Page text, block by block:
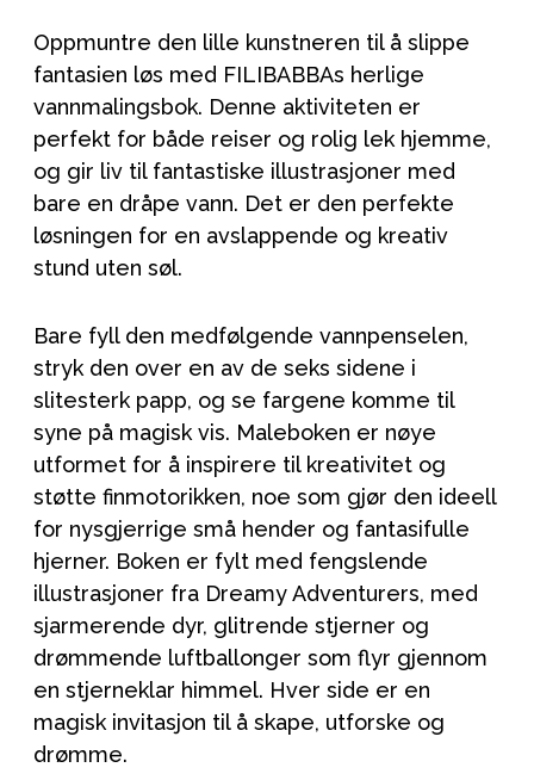
Oppmuntre den lille kunstneren til å slippe
fantasien løs med FILIBABBAs herlige
vannmalingsbok. Denne aktiviteten er
perfekt for både reiser og rolig lek hjemme,
og gir liv til fantastiske illustrasjoner med
bare en dråpe vann. Det er den perfekte
løsningen for en avslappende og kreativ
stund uten søl.
Bare fyll den medfølgende vannpenselen,
stryk den over en av de seks sidene i
slitesterk papp, og se fargene komme til
syne på magisk vis. Maleboken er nøye
utformet for å inspirere til kreativitet og
støtte finmotorikken, noe som gjør den ideell
for nysgjerrige små hender og fantasifulle
hjerner. Boken er fylt med fengslende
illustrasjoner fra Dreamy Adventurers, med
sjarmerende dyr, glitrende stjerner og
drømmende luftballonger som flyr gjennom
en stjerneklar himmel. Hver side er en
magisk invitasjon til å skape, utforske og
drømme.